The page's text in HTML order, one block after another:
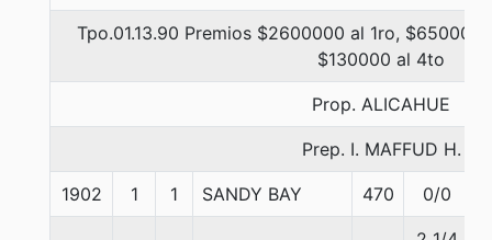
Tpo.01.13.90 Premios $2600000 al 1ro,
$130000 al 4to
Prop. ALICAHUE
Prep. I. MAFFUD H.
1902 1 1 SANDY BAY 470 0/0